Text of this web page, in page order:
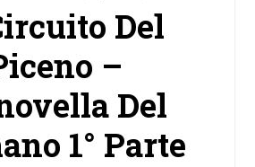
Del
–
Del
1° Parte